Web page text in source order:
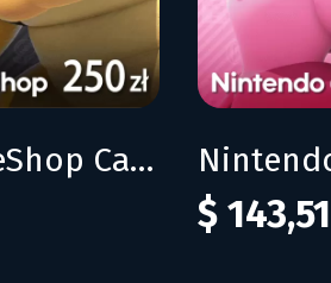
Nintendo eShop Card 250zl
$ 143,51